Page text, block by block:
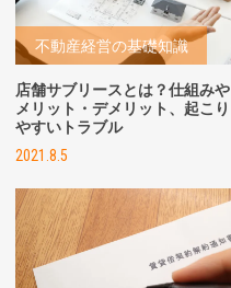
不動産経営の基礎知識
店舗サブリースとは？仕組みや
メリット・デメリット、起こり
やすいトラブル
2021.8.5